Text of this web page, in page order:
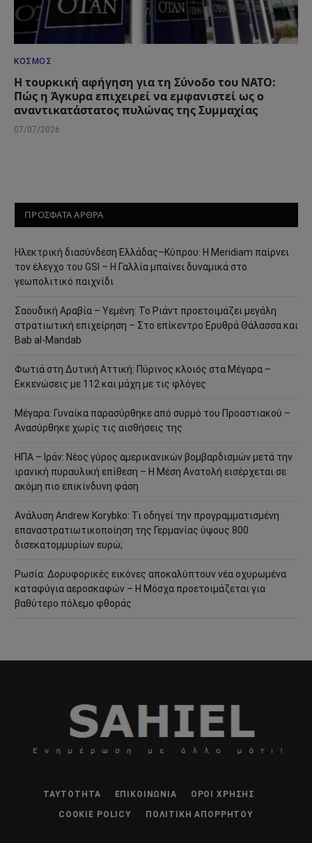
ΚΌΣΜΟΣ
Η τουρκική αφήγηση για τη Σύνοδο του ΝΑΤΟ:
Πώς η Άγκυρα επιχειρεί να εμφανιστεί ως ο
αναντικατάστατος πυλώνας της Συμμαχίας
07/07/2026
ΠΡΟΣΦΑΤΑ ΑΡΘΡΑ
Ηλεκτρική διασύνδεση Ελλάδας–Κύπρου: Η Meridiam παίρνει
τον έλεγχο του GSI – Η Γαλλία μπαίνει δυναμικά στο
γεωπολιτικό παιχνίδι
Σαουδική Αραβία – Υεμένη: Το Ριάντ προετοιμάζει μεγάλη
στρατιωτική επιχείρηση – Στο επίκεντρο Ερυθρά Θάλασσα και
Bab al-Mandab
Φωτιά στη Δυτική Αττική: Πύρινος κλοιός στα Μέγαρα –
Εκκενώσεις με 112 και μάχη με τις φλόγες
Μέγαρα: Γυναίκα παρασύρθηκε από συρμό του Προαστιακού –
Ανασύρθηκε χωρίς τις αισθήσεις της
ΗΠΑ – Ιράν: Νέος γύρος αμερικανικών βομβαρδισμών μετά την
ιρανική πυραυλική επίθεση – Η Μέση Ανατολή εισέρχεται σε
ακόμη πιο επικίνδυνη φάση
Ανάλυση Andrew Korybko: Τι οδηγεί την προγραμματισμένη
επαναστρατιωτικοποίηση της Γερμανίας ύψους 800
δισεκατομμυρίων ευρώ;
Ρωσία: Δορυφορικές εικόνες αποκαλύπτουν νέα οχυρωμένα
καταφύγια αεροσκαφών – Η Μόσχα προετοιμάζεται για
βαθύτερο πόλεμο φθοράς
ΤΑΥΤΌΤΗΤΑ ΕΠΙΚΟΙΝΩΝΊΑ ΌΡΟΙ ΧΡΉΣΗΣ
COOKIE POLICY ΠΟΛΙΤΙΚΉ ΑΠΟΡΡΉΤΟΥ